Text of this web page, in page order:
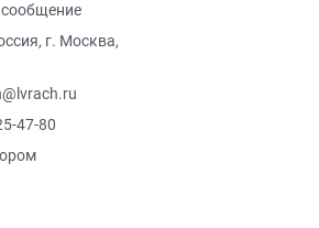
г. Москва,
47-80